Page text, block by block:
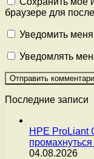
браузере для
Уведомить
Уведомлять
Последние записи
HPE ProLiant
04.08.2026